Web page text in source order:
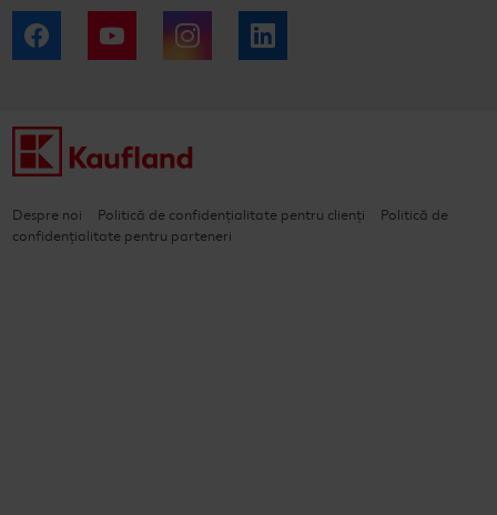
Facebook YouTube Instagram
Despre noi Politică de confidențialitate pentru clienți
Politică de
confidențialitate pentru parteneri